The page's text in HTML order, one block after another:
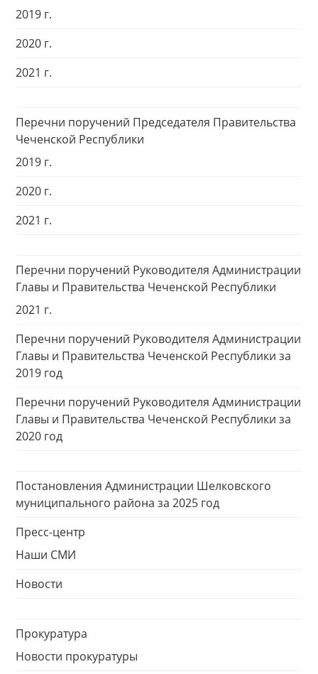
2019 г.
2020 г.
2021 г.
Перечни поручений Председателя Правительства
Чеченской Республики
2019 г.
2020 г.
2021 г.
Перечни поручений Руководителя Администрации
Главы и Правительства Чеченской Республики
2021 г.
Перечни поручений Руководителя Администрации
Главы и Правительства Чеченской Республики за
2019 год
Перечни поручений Руководителя Администрации
Главы и Правительства Чеченской Республики за
2020 год
Постановления Администрации Шелковского
муниципального района за 2025 год
Пресс-центр
Наши СМИ
Новости
Прокуратура
Новости прокуратуры